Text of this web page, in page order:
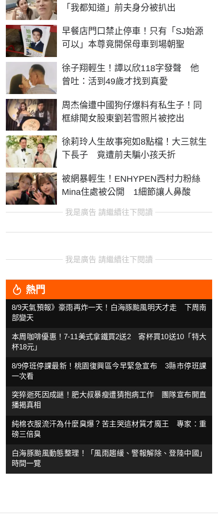
「我都知道」前夫身分被扒出
早餐店門口禁止停車！只有「SJ始源
可以」本尊竟開保母車到場朝聖
徐子翔輕生！譚以欣118字發聲 他
曾吐：活到49歲才找到真愛
周杰倫遭中國狗仔爆料有私生子！同
框緋聞女股東劉若雪照片被挖出
徐莉玲人生故事宛如8點檔！大三就生
下長子 竟遭前夫騙小孩夭折
被網暴輕生！ENHYPEN西村力粉絲
Mina住處被公開 1細節讓人鼻酸
我是廣告 請繼續往下閱讀
我是廣告 請繼續往下閱讀
熱門
8/9天氣預報》豪雨再炸一天！白海豚颱風明天才走 下周南
部變天
本周咖啡優惠！7-11美式拿鐵買2送2 寄杯買10送10「特大
杯18元」
8/9停班停課最新！桃園復興區今早緊急宣布 3縣市停班課
一次看
突猝逝死因成謎！肥大叔暴瘦遭猜抱病工作 團隊宣布開直
播揭真相
純棉衣服流汗為什麼臭爆？苦主哭這材質才魔王 專家：重
磅三倍臭
白海豚颱風動態整理！「風雨趨緩、警報解除、登陸中國」
時間一覽